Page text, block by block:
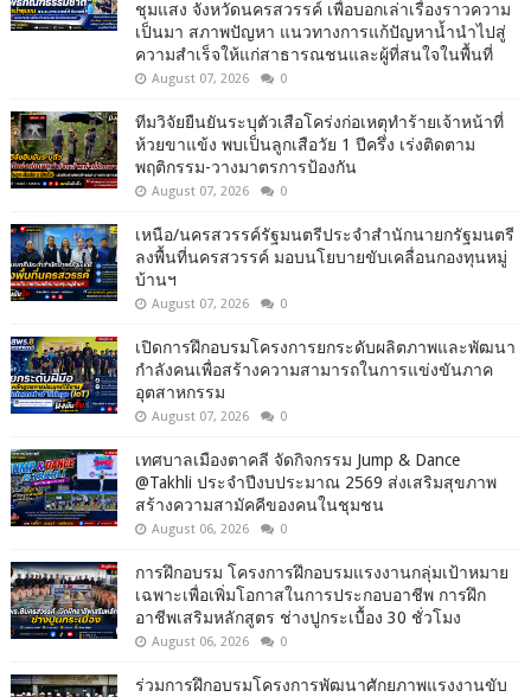
ชุมแสง จังหวัดนครสวรรค์ เพื่อบอกเล่าเรื่องราวความ
เป็นมา สภาพปัญหา แนวทางการแก้ปัญหาน้ำนำไปสู่
ความสำเร็จให้แก่สาธารณชนและผู้ที่สนใจในพื้นที่
August 07, 2026 0
ทีมวิจัยยืนยันระบุตัวเสือโคร่งก่อเหตุทำร้ายเจ้าหน้าที่
ห้วยขาแข้ง พบเป็นลูกเสือวัย 1 ปีครึ่ง เร่งติดตาม
พฤติกรรม-วางมาตรการป้องกัน
August 07, 2026 0
เหนือ/นครสวรรค์รัฐมนตรีประจำสำนักนายกรัฐมนตรี
ลงพื้นที่นครสวรรค์ มอบนโยบายขับเคลื่อนกองทุนหมู่
บ้านฯ
August 07, 2026 0
เปิดการฝึกอบรมโครงการยกระดับผลิตภาพและพัฒนา
กำลังคนเพื่อสร้างความสามารถในการแข่งขันภาค
อุตสาหกรรม
August 07, 2026 0
เทศบาลเมืองตาคลี จัดกิจกรรม Jump & Dance
@Takhli ประจำปีงบประมาณ 2569 ส่งเสริมสุขภาพ
สร้างความสามัคคีของคนในชุมชน
August 06, 2026 0
การฝึกอบรม โครงการฝึกอบรมแรงงานกลุ่มเป้าหมาย
เฉพาะเพื่อเพิ่มโอกาสในการประกอบอาชีพ การฝึก
อาชีพเสริมหลักสูตร ช่างปูกระเบื้อง 30 ชั่วโมง
August 06, 2026 0
ร่วมการฝึกอบรมโครงการพัฒนาศักยภาพแรงงานขับ